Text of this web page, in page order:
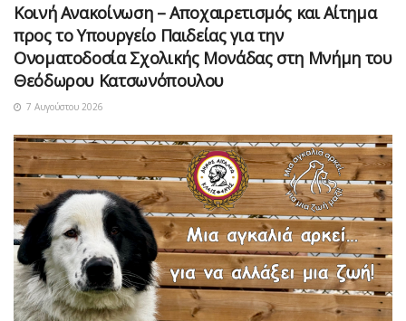
Κοινή Ανακοίνωση – Αποχαιρετισμός και Αίτημα
προς το Υπουργείο Παιδείας για την
Ονοματοδοσία Σχολικής Μονάδας στη Μνήμη του
Θεόδωρου Κατσωνόπουλου
7 Αυγούστου 2026